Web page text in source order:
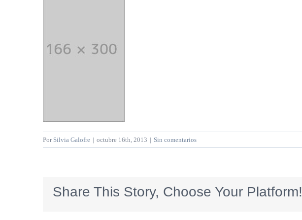
Por Silvia Galofre | octubre 16th, 2013 | Sin comentarios
Share This Story, Choose Your Platform!